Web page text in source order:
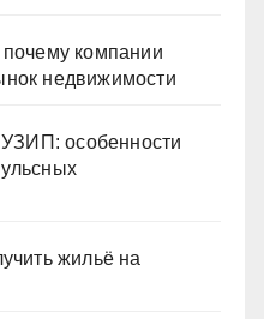
компании
недвижимости
УЗИП: особенности
жильё на